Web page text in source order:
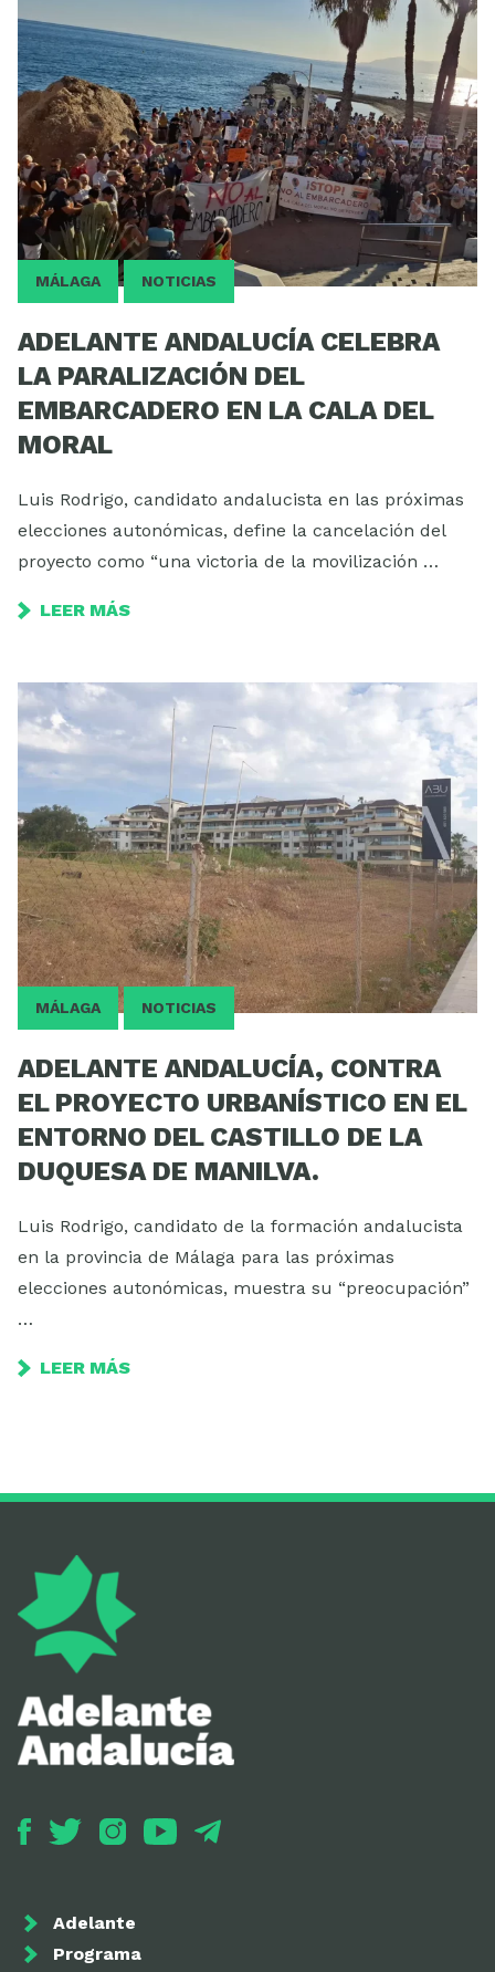
MÁLAGA NOTICIAS
ADELANTE ANDALUCÍA CELEBRA
LA PARALIZACIÓN DEL
EMBARCADERO EN LA CALA DEL
MORAL
Luis Rodrigo, candidato andalucista en las próximas
elecciones autonómicas, define la cancelación del
proyecto como “una victoria de la movilización …
LEER MÁS
MÁLAGA NOTICIAS
ADELANTE ANDALUCÍA, CONTRA
EL PROYECTO URBANÍSTICO EN EL
ENTORNO DEL CASTILLO DE LA
DUQUESA DE MANILVA.
Luis Rodrigo, candidato de la formación andalucista
en la provincia de Málaga para las próximas
elecciones autonómicas, muestra su “preocupación”
…
LEER MÁS
Adelante
Programa